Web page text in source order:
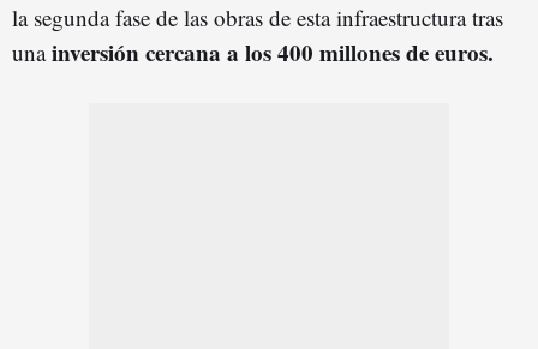
la segunda fase de las obras de esta infraestructura tras
unainversión cercana a los 400 millones de euros.